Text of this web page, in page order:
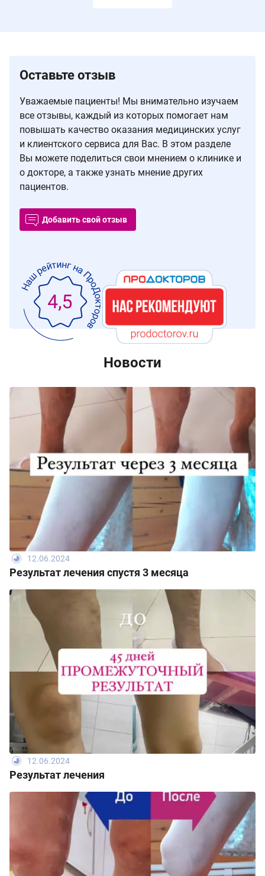
Оставьте отзыв
Уважаемые пациенты! Мы внимательно изучаем
все отзывы, каждый из которых помогает нам
повышать качество оказания медицинских услуг
и клиентского сервиса для Вас. В этом разделе
Вы можете поделиться свои мнением о клинике и
о докторе, а также узнать мнение других
пациентов.
Добавить свой отзыв
Новости
12.06.2024
Результат лечения спустя 3 месяца
12.06.2024
Результат лечения